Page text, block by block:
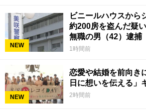
NEW
ビニールハウスから
約200房を盗んだ
無職の男（42）逮
1時間前
NEW
恋愛や結婚を前向
日に想いを伝える」
2時間前